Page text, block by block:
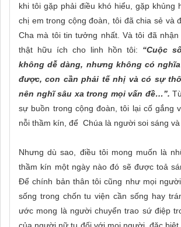
khi tôi gặp phải điều khó hiểu, gặp khủng
chị em trong cộng đoàn, tôi đã chia sẻ và
Cha mà tôi tin tưởng nhất. Và tôi đã
thật hữu ích cho linh hồn tôi: “Cuộc
không dễ dàng, nhưng không có
được, con cần phải tế nhị và có sự
nên nghĩ sâu xa trong mọi vấn đề…”.
sự buồn trong cộng đoàn, tôi lại cố gắng
nỗi thầm kín, để Chúa là người soi sáng và
Nhưng dù sao, điều tôi mong muốn là
thầm kín một ngày nào đó sẽ được toả
Để chính bản thân tôi cũng như mọi
sống trong chốn tu viện cần sống hay
ước mong là người chuyển trao sứ điệp
của người nữ tu đối với mọi người, đặc